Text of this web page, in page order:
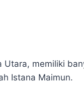
memiliki
Istana Maimun.